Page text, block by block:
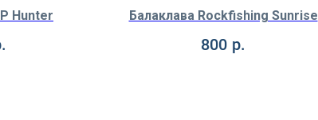
Hunter Балаклава Rockfishing Sunrise
800 р.